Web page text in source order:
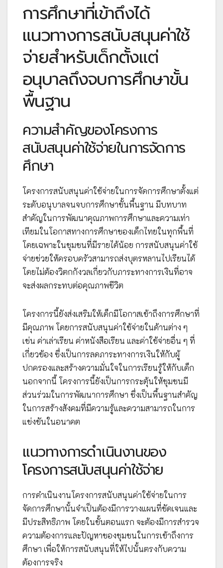
การศึกษาที่เข้าถึงได้
แนวทางการสนับสนุนค่าใช้
จ่ายสำหรับเด็กตั้งแต่
อนุบาลถึงจบการศึกษาขั้น
พื้นฐาน
ความสำคัญของโครงการ
สนับสนุนค่าใช้จ่ายในการจัดการ
ศึกษา
โครงการสนับสนุนค่าใช้จ่ายในการจัดการศึกษาตั้งแต่
ระดับอนุบาลจนจบการศึกษาขั้นพื้นฐาน มีบทบาท
สำคัญในการพัฒนาคุณภาพการศึกษาและความเท่า
เทียมในโอกาสทางการศึกษาของเด็กไทยในทุกพื้นที่
โดยเฉพาะในชุมชนที่มีรายได้น้อย การสนับสนุนค่าใช้
จ่ายช่วยให้ครอบครัวสามารถส่งบุตรหลานไปเรียนได้
โดยไม่ต้องวิตกกังวลเกี่ยวกับภาระทางการเงินที่อาจ
จะส่งผลกระทบต่อคุณภาพชีวิต
โครงการนี้ยังส่งเสริมให้เด็กมีโอกาสเข้าถึงการศึกษาที่
มีคุณภาพ โดยการสนับสนุนค่าใช้จ่ายในด้านต่าง ๆ
เช่น ค่าเล่าเรียน ค่าหนังสือเรียน และค่าใช้จ่ายอื่น ๆ ที่
เกี่ยวข้อง ซึ่งเป็นการลดภาระทางการเงินให้กับผู้
ปกครองและสร้างความมั่นใจในการเรียนรู้ให้กับเด็ก
นอกจากนี้ โครงการนี้ยังเป็นการกระตุ้นให้ชุมชนมี
ส่วนร่วมในการพัฒนาการศึกษา ซึ่งเป็นพื้นฐานสำคัญ
ในการสร้างสังคมที่มีความรู้และความสามารถในการ
แข่งขันในอนาคต
แนวทางการดำเนินงานของ
โครงการสนับสนุนค่าใช้จ่าย
การดำเนินงานโครงการสนับสนุนค่าใช้จ่ายในการ
จัดการศึกษานั้นจำเป็นต้องมีการวางแผนที่ชัดเจนและ
มีประสิทธิภาพ โดยในขั้นตอนแรก จะต้องมีการสำรวจ
ความต้องการและปัญหาของชุมชนในการเข้าถึงการ
ศึกษา เพื่อให้การสนับสนุนที่ให้ไปนั้นตรงกับความ
ต้องการจริง